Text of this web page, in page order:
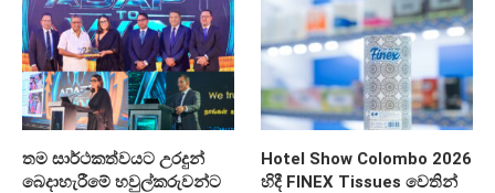
තම සාර්ථකත්වයට උරදුන්
බෙදාහැරීමේ හවුල්කරුවන්ට
Hotel Show Colombo 2026
හිදී FINEX Tissues වෙතින්